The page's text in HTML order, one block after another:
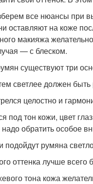
все нюансы при
оставляют на коже
макияжа
— с блеском.
существуют три
светлее должен
целостно и
под тон кожи, цвет
обратить особое
румяна
оттенка лучше всего
тона кожа